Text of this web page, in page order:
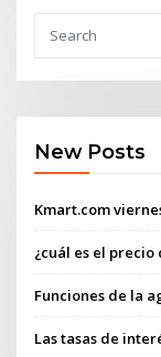
New Posts
Kmart.com
¿cuál es el
Funciones de la
Las tasas de